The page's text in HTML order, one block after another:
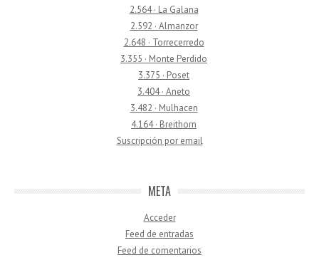
2.564 · La Galana
2.592 · Almanzor
2.648 · Torrecerredo
3.355 · Monte Perdido
3.375 · Poset
3.404 · Aneto
3.482 · Mulhacen
4.164 · Breithorn
Suscripción por email
META
Acceder
Feed de entradas
Feed de comentarios